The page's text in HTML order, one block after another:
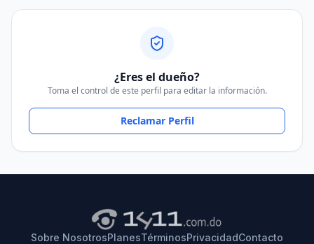
¿Eres el dueño?
Toma el control de este perfil para editar la información.
Reclamar Perfil
Sobre NosotrosPlanesTérminosPrivacidadContacto